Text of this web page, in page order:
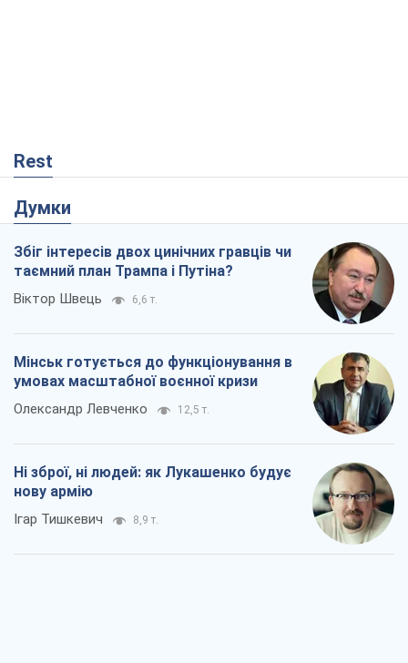
Rest
Думки
Збіг інтересів двох цинічних гравців чи
таємний план Трампа і Путіна?
Віктор Швець 6,6 т.
Мінськ готується до функціонування в
умовах масштабної воєнної кризи
Олександр Левченко 12,5 т.
Ні зброї, ні людей: як Лукашенко будує
нову армію
Ігар Тишкевич 8,9 т.